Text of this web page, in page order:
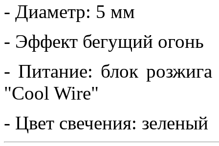
- Диаметр: 5 мм
- Эффект бегущий огонь
- Питание: блок
"Cool Wire"
- Цвет свечения: зеленый